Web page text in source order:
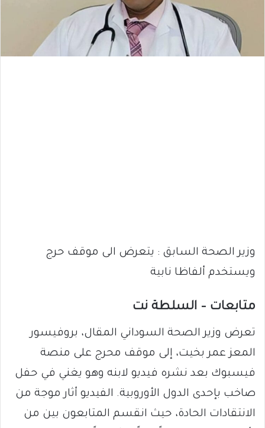
وزير الصحة السابق : يتعرض الى موقف حرج
ويستخدم ألفاظا نابية
متابعات – السلطة نت
تعرض وزير الصحة السوداني المقال، بروفيسور
المعز عمر بخيت، إلى موقف محرج على منصة
فيسبوك بعد نشره فيديو لابنه وهو يغني في حفل
صاخب بإحدى الدول الأوروبية. الفيديو أثار موجة من
الانتقادات الحادة، حيث انقسم المتابعون بين من